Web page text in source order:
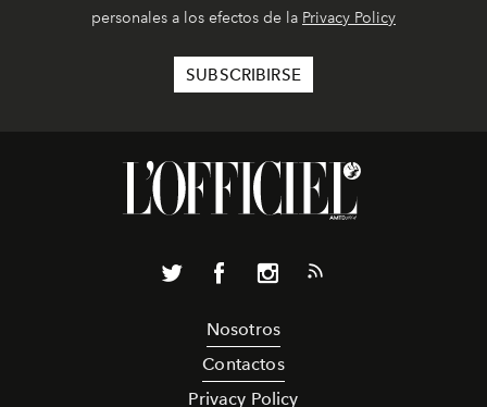
personales a los efectos de la Privacy Policy
Nosotros
Contactos
Privacy Policy